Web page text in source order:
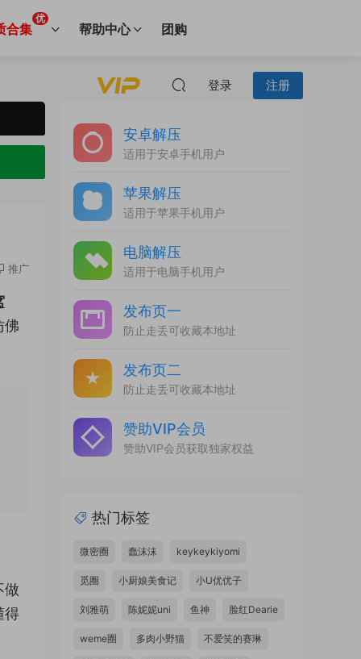
合集
优
帮助中心 团购
登录 注册
推广
佛
做
得
安卓解压
适用于安卓手机用户
苹果解压
适用于苹果手机用户
电脑解压
适用于电脑手机用户
发布页一
防止走丢可收藏本地址
发布页二
防止走丢可收藏本地址
赞助VIP会员
赞助VIP会员获取独家权益
热门标签
微密圈 蠢沫沫 keykeykiyomi
觅圈 小厨娘美食记 小U优优子
刘雅萌 陈妮妮uni 鱼神 脸红Dearie
weme圈 多肉小野猫 不爱笑的赛琳